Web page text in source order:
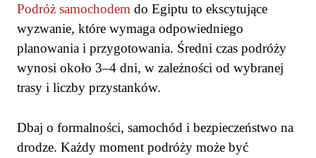
Podróż samochodem do Egiptu to ekscytujące
wyzwanie, które wymaga odpowiedniego
planowania i przygotowania. Średni czas podróży
wynosi około 3–4 dni, w zależności od wybranej
trasy i liczby przystanków.
Dbaj o formalności, samochód i bezpieczeństwo na
drodze. Każdy moment podróży może być